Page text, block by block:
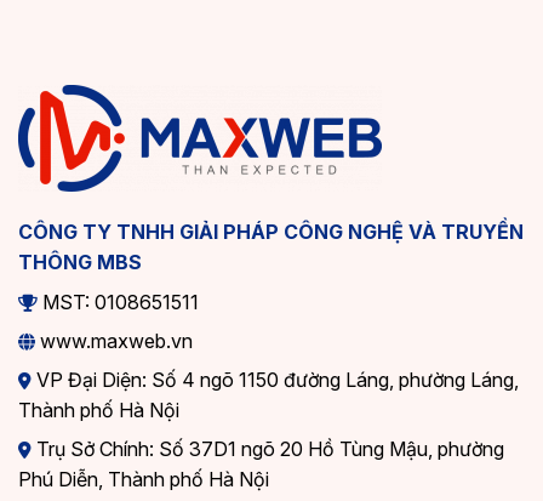
CÔNG TY TNHH GIẢI PHÁP CÔNG NGHỆ VÀ TRUYỀN
THÔNG MBS
MST: 0108651511
www.maxweb.vn
VP Đại Diện: Số 4 ngõ 1150 đường Láng, phường Láng,
Thành phố Hà Nội
Trụ Sở Chính: Số 37D1 ngõ 20 Hồ Tùng Mậu, phường
Phú Diễn, Thành phố Hà Nội